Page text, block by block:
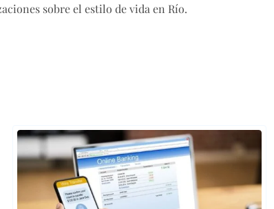
sobre el estilo de vida en Río.